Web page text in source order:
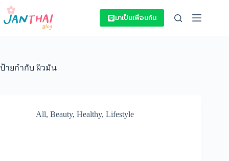
Skip
content
มาเป็นเพื่อนกัน
ป้ายกำกับ ผิวมัน
All, Beauty, Healthy, Lifestyle